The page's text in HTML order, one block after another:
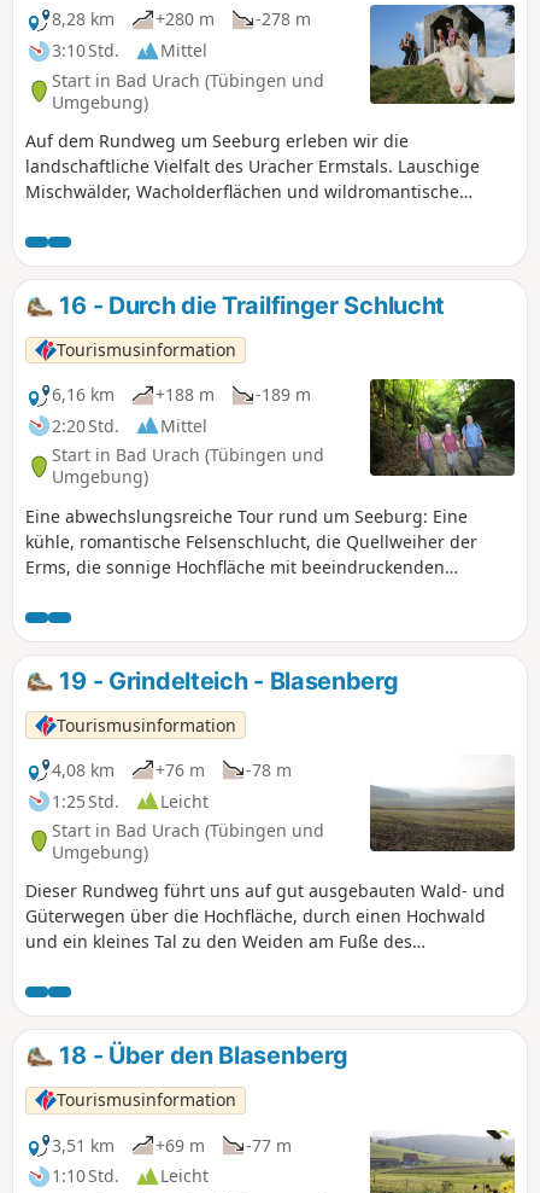
8,28 km
+280 m
-278 m
3:10 Std.
Mittel
Start in Bad Urach (Tübingen und
Umgebung)
Auf dem Rundweg um Seeburg erleben wir die
landschaftliche Vielfalt des Uracher Ermstals. Lauschige
Mischwälder, Wacholderflächen und wildromantische
Geheimtipp auf der Uracher Alb. Der Seeburgsteig ist einer
unserer fünf Premiumwanderwege Grafensteige, die
unsere Wandergäste zu den Naturschönheiten innerhalb
des Biosphärengebiets Schwäbische Alb führen. Wer viel
von der Uracher Alb sehen möchte und dazu noch gerne
ungestört wandert, ist auf dieser Tour genau richtig. Über
Wiesen, Weiden, Wacholderheiden und andere Pfade,
schlängelt sich diese Tour rund um das kleine Örtchen
Seeburg.
16 - Durch die Trailfinger Schlucht
Tourismusinformation
6,16 km
+188 m
-189 m
2:20 Std.
Mittel
Start in Bad Urach (Tübingen und
Umgebung)
Eine abwechslungsreiche Tour rund um Seeburg: Eine
kühle, romantische Felsenschlucht, die Quellweiher der
Erms, die sonnige Hochfläche mit beeindruckenden
und das Hofgut Uhenfels.
19 - Grindelteich - Blasenberg
Tourismusinformation
4,08 km
+76 m
-78 m
1:25 Std.
Leicht
Start in Bad Urach (Tübingen und
Umgebung)
Dieser Rundweg führt uns auf gut ausgebauten Wald- und
Güterwegen über die Hochfläche, durch einen Hochwald
und ein kleines Tal zu den Weiden am Fuße des
18 - Über den Blasenberg
Tourismusinformation
3,51 km
+69 m
-77 m
1:10 Std.
Leicht